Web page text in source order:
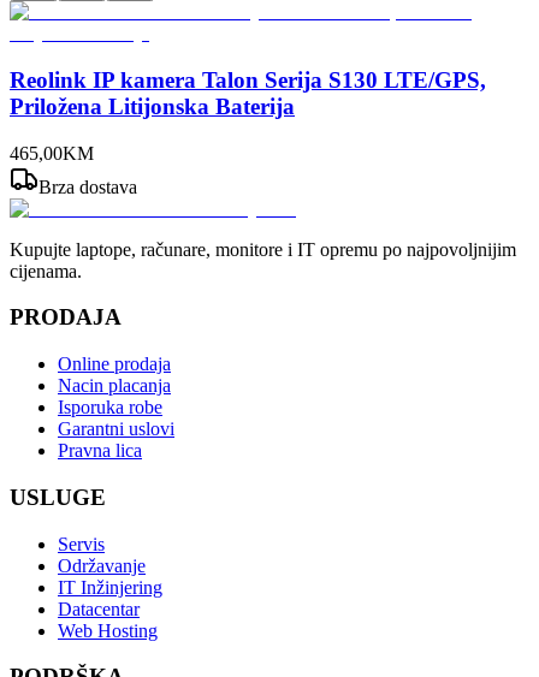
Reolink IP kamera Talon Serija S130 LTE/GPS,
Priložena Litijonska Baterija
465,00KM
Brza dostava
Kupujte laptope, računare, monitore i IT opremu po najpovoljnijim
cijenama.
PRODAJA
Online prodaja
Nacin placanja
Isporuka robe
Garantni uslovi
Pravna lica
USLUGE
Servis
Održavanje
IT Inžinjering
Datacentar
Web Hosting